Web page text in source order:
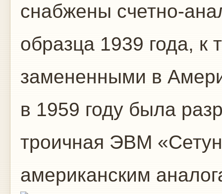
снабжены счетно-
образца 1939 года, к
замененными в
в 1959 году была
троичная ЭВМ
американским